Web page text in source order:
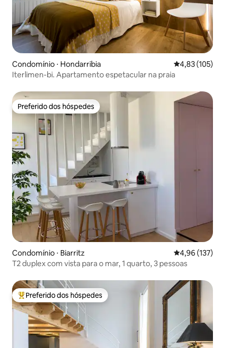
Condomínio ⋅ Hondarribia 4,83 de uma
4,83 (105)
Iterlimen-bi. Apartamento espetacular na praia
Preferido dos hóspedes
Preferido dos hóspedes
Condomínio ⋅ Biarritz 4,96 de uma
4,96 (137)
T2 duplex com vista para o mar, 1 quarto, 3 pessoas
Entre os melhores preferidos dos hóspedes
Preferido dos hóspedes